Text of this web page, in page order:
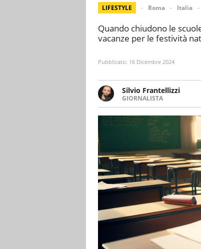
LIFESTYLE Roma Italia
Quando chiudono le
vacanze per le festività
Pubblicato: 16 Dicembre 2024
Silvio Frantellizzi
GIORNALISTA
Giornalista
scrivendo di sport,